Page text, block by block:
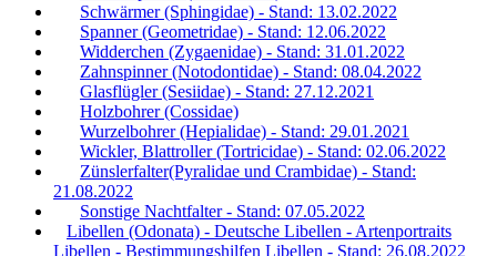
Schwärmer (Sphingidae) - Stand: 13.02.2022
Spanner (Geometridae) - Stand: 12.06.2022
Widderchen (Zygaenidae) - Stand: 31.01.2022
Zahnspinner (Notodontidae) - Stand: 08.04.2022
Glasflügler (Sesiidae) - Stand: 27.12.2021
Holzbohrer (Cossidae)
Wurzelbohrer (Hepialidae) - Stand: 29.01.2021
Wickler, Blattroller (Tortricidae) - Stand: 02.06.2022
Zünslerfalter(Pyralidae und Crambidae) - Stand:
21.08.2022
Sonstige Nachtfalter - Stand: 07.05.2022
Libellen (Odonata) - Deutsche Libellen - Artenportraits
Libellen - Bestimmungshilfen Libellen - Stand: 26.08.2022